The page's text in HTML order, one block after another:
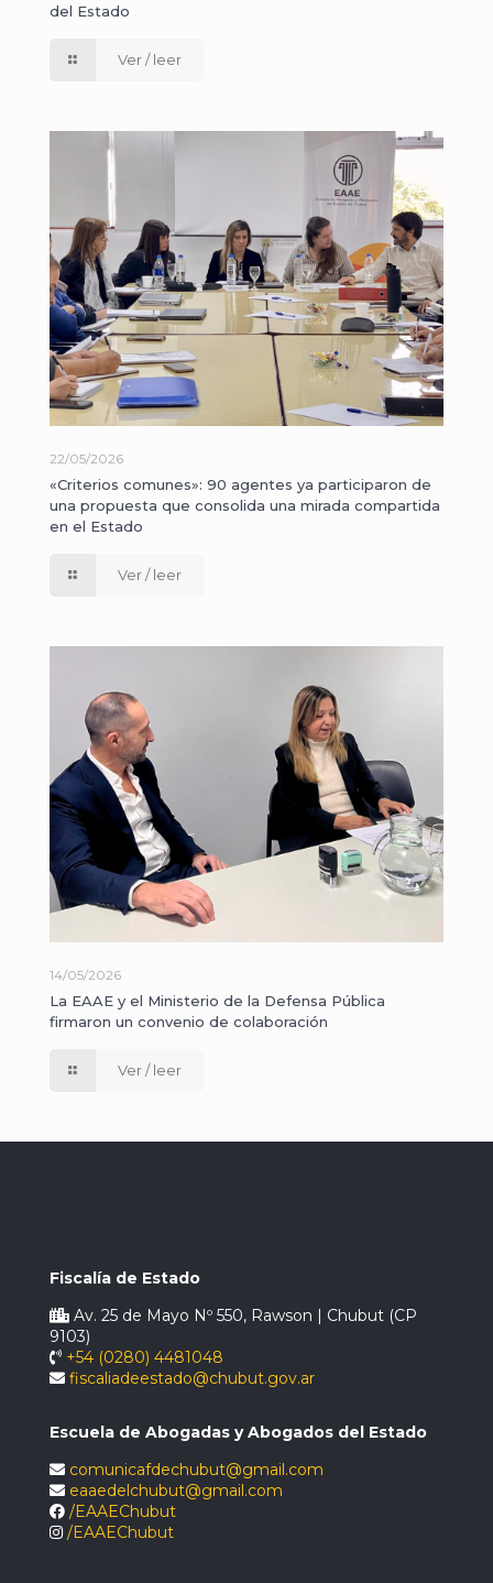
del Estado
Ver / leer
22/05/2026
«Criterios comunes»: 90 agentes ya participaron de
una propuesta que consolida una mirada compartida
en el Estado
Ver / leer
14/05/2026
La EAAE y el Ministerio de la Defensa Pública
firmaron un convenio de colaboración
Ver / leer
Fiscalía de Estado
Av. 25 de Mayo Nº 550, Rawson | Chubut (CP
9103)
+54 (0280) 4481048
fiscaliadeestado@chubut.gov.ar
Escuela de Abogadas y Abogados del Estado
comunicafdechubut@gmail.com
eaaedelchubut@gmail.com
/EAAEChubut
/EAAEChubut